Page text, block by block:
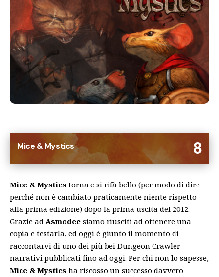
8
Mice & Mystics
Mice & Mystics torna e si rifà bello (per modo di dire
perché non è cambiato praticamente niente rispetto
alla prima edizione) dopo la prima uscita del 2012.
Grazie ad Asmodee siamo riusciti ad ottenere una
copia e testarla, ed oggi è giunto il momento di
raccontarvi di uno dei più bei Dungeon Crawler
narrativi pubblicati fino ad oggi. Per chi non lo sapesse,
Mice & Mystics ha riscosso un successo davvero